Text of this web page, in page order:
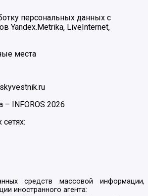
персональных данных с
Yandex.Metrika, LiveInternet,
места
– INFOROS 2026
средств массовой информации,
иностранного агента: